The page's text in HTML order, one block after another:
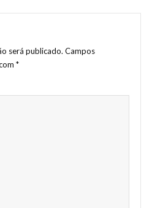
será publicado. Campos
*